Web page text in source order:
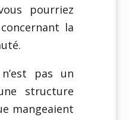
pourriez
la
pas un
structure
mangeaient